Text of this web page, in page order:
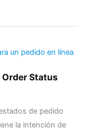
Status
de pedido
la intención de